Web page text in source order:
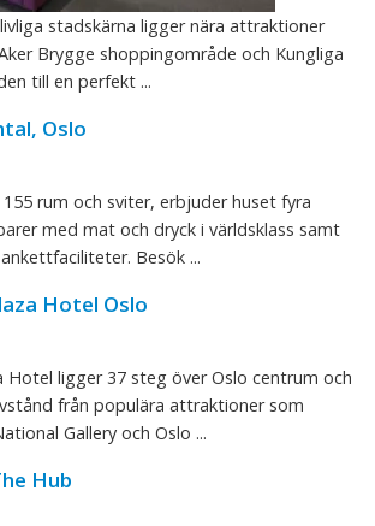
stadskärna ligger nära attraktioner
Brygge shoppingområde och Kungliga
till en perfekt ...
Oslo
rum och sviter, erbjuder huset fyra
med mat och dryck i världsklass samt
Besök ...
Hotel Oslo
Hotel ligger 37 steg över Oslo centrum och
från populära attraktioner som
Gallery och Oslo ...
Hub